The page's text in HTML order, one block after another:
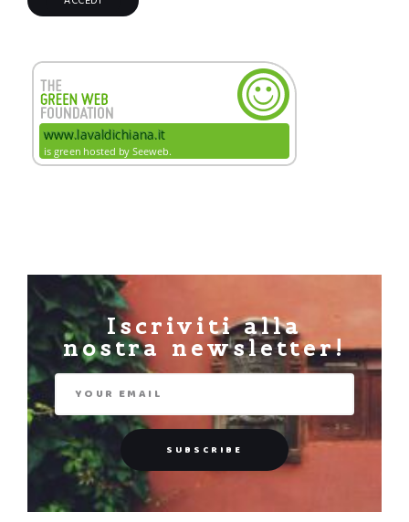
Iscriviti alla
nostra newsletter!